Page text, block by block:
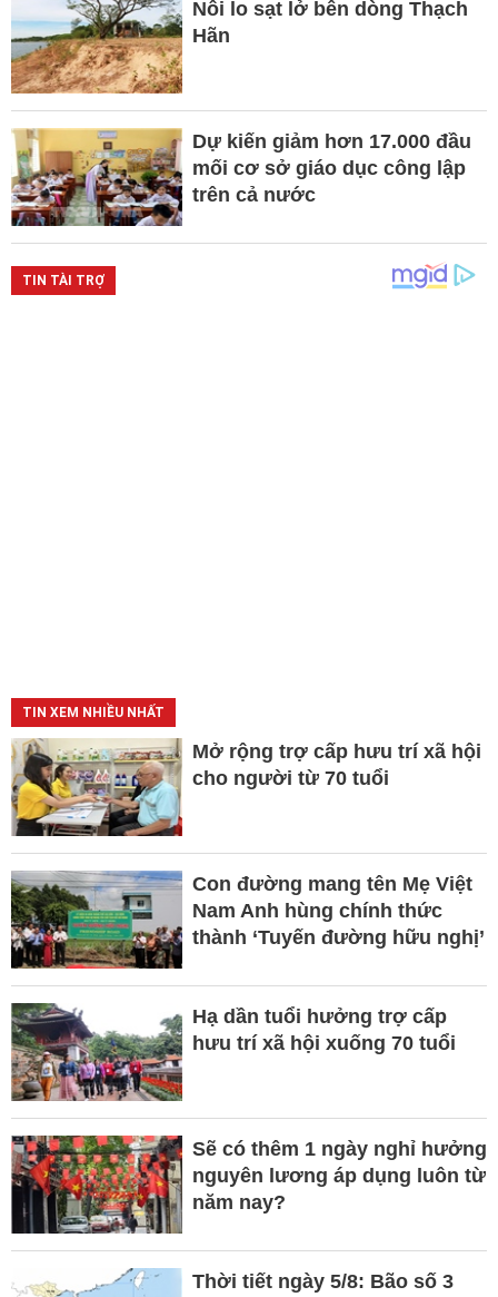
Nỗi lo sạt lở bên dòng Thạch
Hãn
Dự kiến giảm hơn 17.000 đầu
mối cơ sở giáo dục công lập
trên cả nước
TIN XEM NHIỀU NHẤT
Mở rộng trợ cấp hưu trí xã hội
cho người từ 70 tuổi
Con đường mang tên Mẹ Việt
Nam Anh hùng chính thức
thành ‘Tuyến đường hữu nghị’
Hạ dần tuổi hưởng trợ cấp
hưu trí xã hội xuống 70 tuổi
Sẽ có thêm 1 ngày nghỉ hưởng
nguyên lương áp dụng luôn từ
năm nay?
Thời tiết ngày 5/8: Bão số 3